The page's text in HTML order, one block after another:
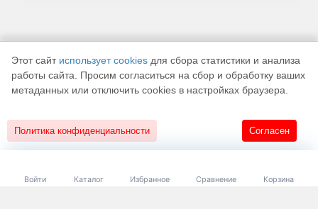
К началу страницы
Разработано в «АЛЬФА Системс»
18+
Войти Каталог Избранное Сравнение Корзина
Этот сайт использует cookies для сбора статистики и анализа
работы сайта. Просим согласиться на сбор и обработку ваших
метаданных или отключить cookies в настройках браузера.
Политика конфиденциальности Согласен